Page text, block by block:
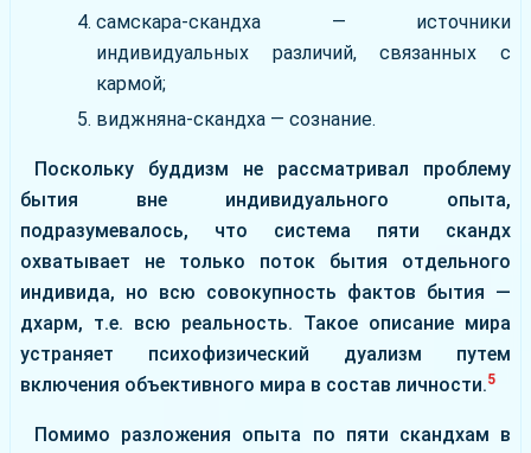
самскара-скандха — источники
индивидуальных различий, связанных с
кармой;
виджняна-скандха — сознание.
Поскольку буддизм не рассматривал проблему
бытия вне индивидуального опыта,
подразумевалось, что система пяти скандх
охватывает не только поток бытия отдельного
индивида, но всю совокупность фактов бытия —
дхарм, т.е. всю реальность. Такое описание мира
устраняет психофизический дуализм путем
включения объективного мира в состав личности.5
Помимо разложения опыта по пяти скандхам в